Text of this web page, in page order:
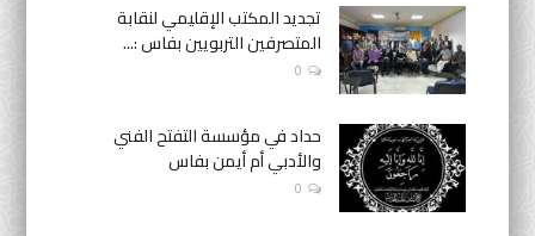
تجديد المكتب الإقليمي لنقابة
المتصرفين التربويين بفاس :...
0
حداد في مؤسسة التفتح الفني
والأدبي أم أيمن بفاس
0